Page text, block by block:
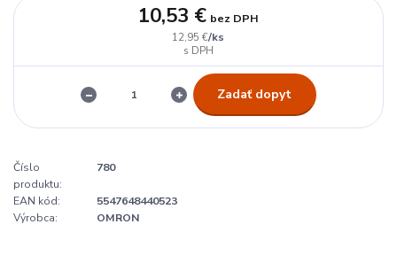
12,95 €/ks
10,53 € bez DPH
Zadať dopyt
Číslo
produktu:
780
EAN kód:
5547648440523
Výrobca:
OMRON